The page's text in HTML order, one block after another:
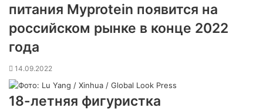
питания Myprotein появится на
российском рынке в конце 2022
года
14.09.2022
18-летняя фигуристка